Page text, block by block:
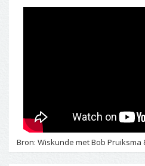
Bron: Wiskunde met Bob Pruiksma